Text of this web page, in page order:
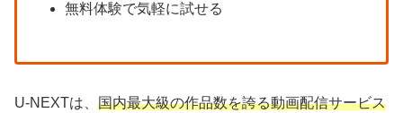
無料体験で気軽に試せる
U-NEXTは、 国内最大級の作品数を誇る動画配信サービス